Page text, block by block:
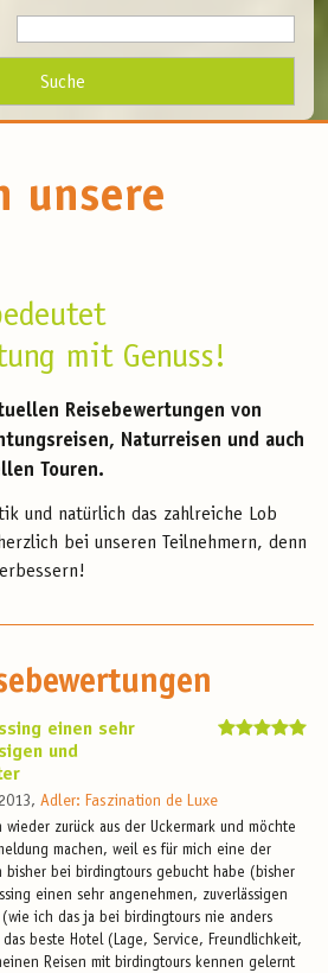
unsere
mit Genuss!
Reisebewertungen von
Naturreisen und auch
Touren.
und natürlich das zahlreiche Lob
bei unseren Teilnehmern, denn
einen sehr
und
Adler: Faszination de Luxe
zurück aus der Uckermark und möchte
machen, weil es für mich eine der
bisher bei birdingtours gebucht habe (bisher
einen sehr angenehmen, zuverlässigen
ich das ja bei birdingtours nie anders
beste Hotel (Lage, Service, Freundlichkeit,
Reisen mit birdingtours kennen gelernt